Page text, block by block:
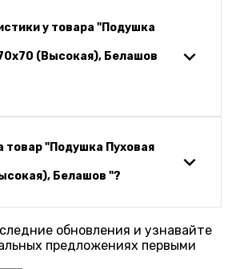
у товара "Подушка
(Высокая), Белашов
товар "Подушка Пуховая
Белашов "?
обновления и узнавайте
предложениях первыми